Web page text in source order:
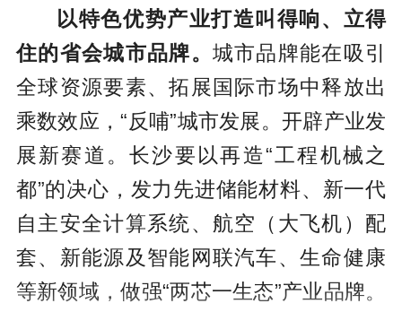
以特色优势产业打造叫得响、立得
住的省会城市品牌。 城市品牌能在吸引
全球资源要素、拓展国际市场中释放出
乘数效应，“反哺”城市发展。开辟产业发
展新赛道。长沙要以再造“工程机械之
都”的决心，发力先进储能材料、新一代
自主安全计算系统、航空（大飞机）配
套、新能源及智能网联汽车、生命健康
等新领域，做强“两芯一生态”产业品牌。